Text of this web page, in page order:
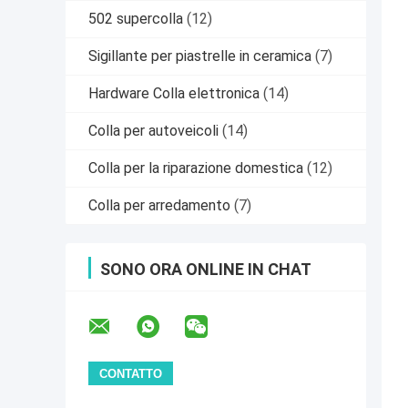
502 supercolla (12)
Sigillante per piastrelle in ceramica (7)
Hardware Colla elettronica (14)
Colla per autoveicoli (14)
Colla per la riparazione domestica (12)
Colla per arredamento (7)
SONO ORA ONLINE IN CHAT